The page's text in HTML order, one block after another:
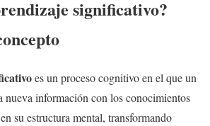
significativo?
es un proceso cognitivo en el que un
nueva información con los conocimientos
su estructura mental, transformando